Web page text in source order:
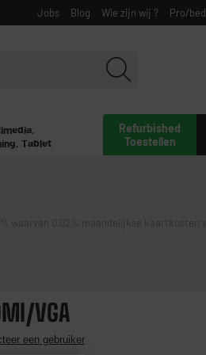
Jobs Blog Wie zijn wij ? Pro/
Refurbished
Toestellen
Tablet
waarvan 0,02% maandelijkse kaartkosten
VGA
een gebruiker